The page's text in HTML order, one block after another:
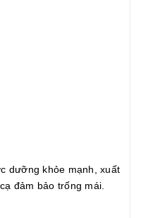
dưỡng khỏe mạnh, xuất
đảm bảo trống mái.